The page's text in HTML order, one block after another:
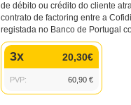
de débito ou crédito do cliente
contrato de factoring entre a
registada no Banco de Portugal
3x 20,30€
PVP: 60,90 €